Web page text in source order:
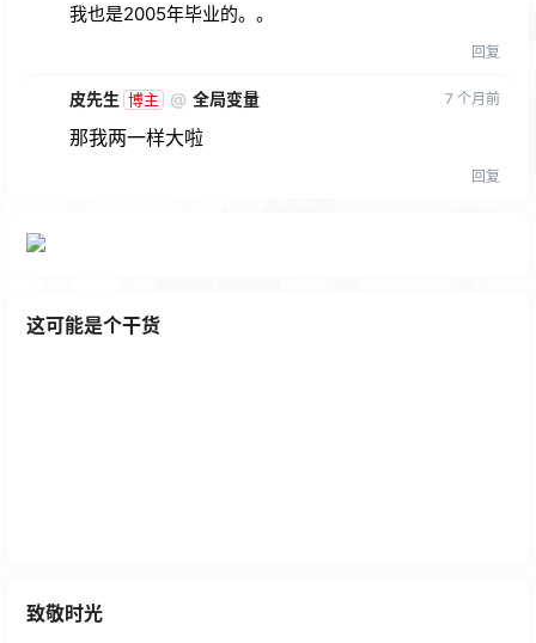
我也是2005年毕业的。。
回复
皮先生 博主 @ 全局变量 7 个月前
那我两一样大啦
回复
这可能是个干货
致敬时光